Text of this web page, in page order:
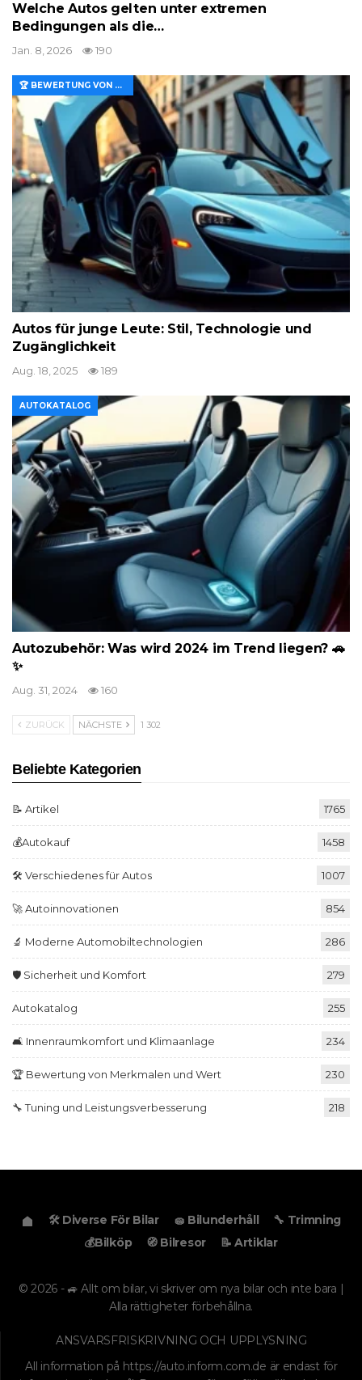
Welche Autos gelten unter extremen
Bedingungen als die…
Jan. 8, 2026 190
🏆 BEWERTUNG VON MERKMALEN UND WERT
Autos für junge Leute: Stil, Technologie und
Zugänglichkeit
Aug. 18, 2025 189
AUTOKATALOG
Autozubehör: Was wird 2024 im Trend liegen? 🚗
✨
Aug. 31, 2024 160
ZURÜCK NÄCHSTE 1 302
Beliebte Kategorien
📝 Artikel 1765
💰Autokauf 1458
🛠️ Verschiedenes für Autos 1007
🚀 Autoinnovationen 854
🔬 Moderne Automobiltechnologien 286
🛡️ Sicherheit und Komfort 279
Autokatalog 255
🛋️ Innenraumkomfort und Klimaanlage 234
🏆 Bewertung von Merkmalen und Wert 230
🔧 Tuning und Leistungsverbesserung 218
🛠️ Diverse För Bilar 🧽 Bilunderhåll
🔧 Trimning
💰Bilköp
🧭 Bilresor 📝 Artiklar
© 2026 - 🚙 Allt om bilar, vi skriver om nya bilar och inte bara |
Alla rättigheter förbehållna.
ANSVARSFRISKRIVNING OCH UPPLYSNING
All information på https://auto.inform.com.de är endast för